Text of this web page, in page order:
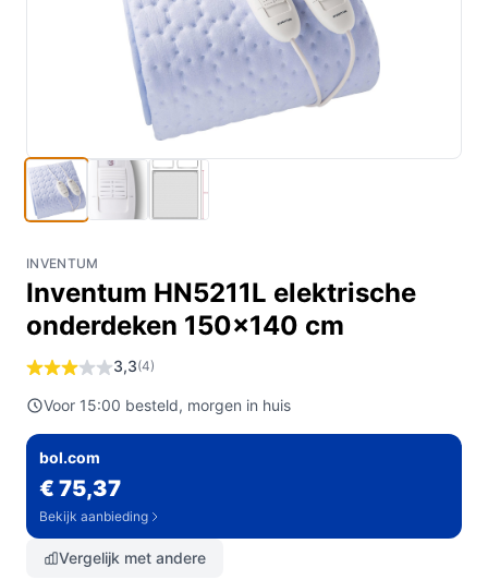
INVENTUM
Inventum HN5211L elektrische
onderdeken 150x140 cm
3,3(4)
Voor 15:00 besteld, morgen in huis
bol.com
€ 75,37
Bekijk aanbieding
Vergelijk met andere